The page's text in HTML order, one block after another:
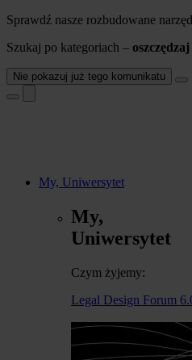
Sprawdź nasze rozbudowane
Szukaj po kategoriach –
Nie pokazuj już tego komunikatu
My, Uniwersytet
My,
Uniwersytet
Czym żyjemy:
Legal Design Forum